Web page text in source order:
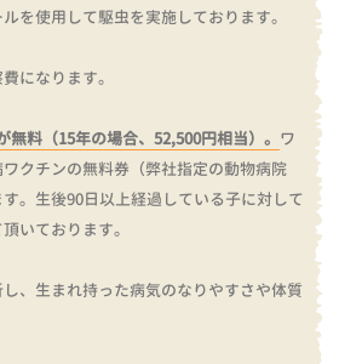
を使用して駆虫を実施しております。
になります。
料（15年の場合、52,500円相当）。 ワ
クチンの無料券（弊社指定の動物病院
。 生後90日以上経過している子に対して
いております。
、生まれ持った病気のなりやすさや体質